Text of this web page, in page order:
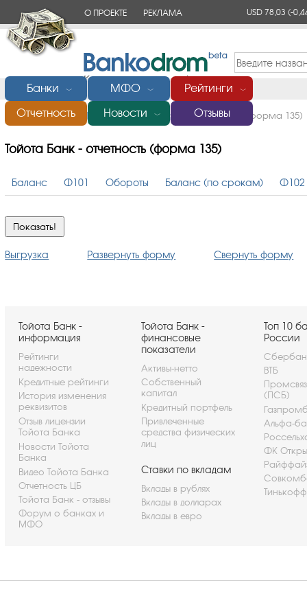
О ПРОЕКТЕ РЕКЛАМА USD 78,03(-
Банки ﹀ МФО ﹀ Рейтинги ﹀
Отчетность Новости ﹀ Отзывы
Главная/Банки России/Тойота Банк /Отчетность (форма 135)
Тойота Банк - отчетность (форма 135)
Баланс Ф101 Обороты Баланс (по срокам) Ф102
Выгрузка Развернуть форму Свернуть форму
Тойота Банк -
информация
Рейтинги
надежности
Кредитные рейтинги
История изменения
реквизитов
Отзыв лицензии
Тойота Банка
Новости Тойота
Банка
Видео Тойота Банка
Отчетность ЦБ
Тойота Банк - отзывы
Форум о банках и
МФО
Тойота Банк -
финансовые
показатели
Активы-нетто
Собственный
капитал
Кредитный портфель
Привлеченные
средства физических
лиц
Ставки по вкладам
Вклады в рублях
Вклады в долларах
Вклады в евро
Топ 10
России
ВТБ
(ПСБ)
Альфа-
ФК